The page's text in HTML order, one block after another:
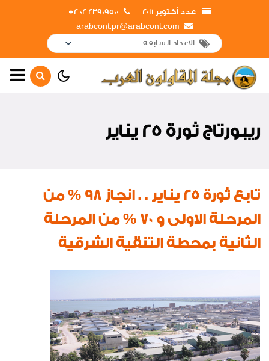
عدد أكتوبر 2011
23909500 02 2+
arabcont.pr@arabcont.com
انجازات الشركة
جوالات وزيارات
ريبورتاج ثورة 25 يناير
صورة وخبر
شكر وتقدير
ريبورتاج ثورة 25 يناير
تابع ثورة 25 يناير . . انجاز 98 % من
المرحلة الاولى و 70 % من المرحلة
الثانية بمحطة التنقية الشرقية